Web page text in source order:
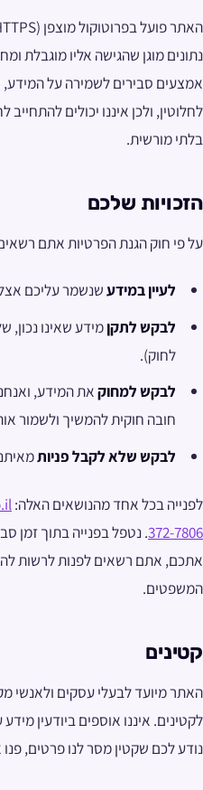
נתונים מוגן שהגישה אליו מוגבלת
אמצעים סבירים לשמירה על
לחלוטין, ולכן איננו יכולים
בלתי מורשית.
הזכויות שלכם
על פי חוק הגנת הפרטיות אתם
לעיין במידעשנשמר עליכם אצלנו
לבקש לתקן
לחוק).
לבקש למחוקאת המידע,
חובה חוקית להמשיך ולשמור
לבקש שלא לקבל פניות
לפנייה בכל אחד מהנושאים האלה:
372-7806. נטפל בפנייה בתוך זמן
אתכם, אתם רשאים לפנות לרשות
המשפטים.
קטינים
האתר מיועד לבעלי עסקים ולאנשי
נודע לכם שקטין מסר לנו פרטים, פנו